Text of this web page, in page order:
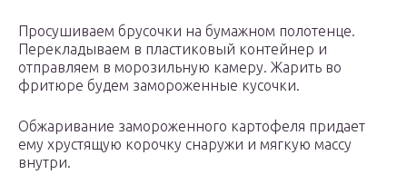
Просушиваем брусочки на бумажном полотенце.
Перекладываем в пластиковый контейнер и
отправляем в морозильную камеру. Жарить во
фритюре будем замороженные кусочки.
Обжаривание замороженного картофеля придает
ему хрустящую корочку снаружи и мягкую массу
внутри.